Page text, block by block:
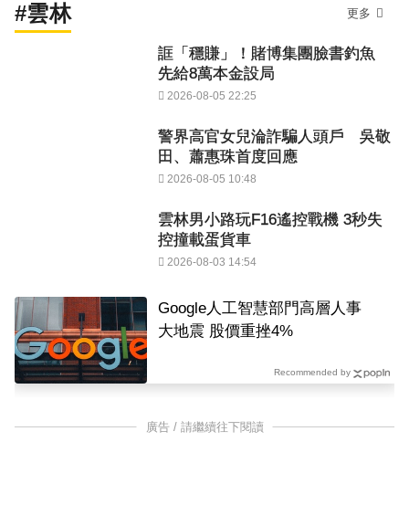
#雲林 更多
誆「穩賺」！賭博集團臉書釣魚
先給8萬本金設局
2026-08-05 22:25
警界高官女兒淪詐騙人頭戶 吳敬
田、蕭惠珠首度回應
2026-08-05 10:48
雲林男小路玩F16遙控戰機 3秒失
控撞載蛋貨車
2026-08-03 14:54
Google人工智慧部門高層人事
大地震 股價重挫4%
Recommended by
廣告 / 請繼續往下閱讀